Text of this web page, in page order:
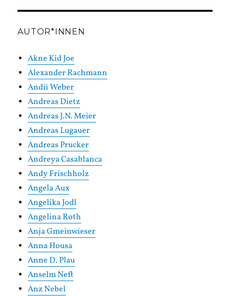
AUTOR*INNEN
Akne Kid Joe
Alexander Rachmann
Andii Weber
Andreas Dietz
Andreas J.N. Meier
Andreas Lugauer
Andreas Prucker
Andreya Casablanca
Andy Frischholz
Angela Aux
Angelika Jodl
Angelina Roth
Anja Gmeinwieser
Anna Housa
Anne D. Plau
Anselm Neft
Anz Nebel